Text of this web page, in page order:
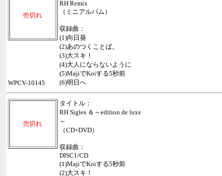
売切れ
RH Remix
（ミニアルバム）
収録曲：
(1)向日葵
(2)あのつくことば。
(3)大スキ！
(4)大人にならないように
(5)MajiでKoiする5秒前
(6)明日へ
WPCV-10145
売切れ
タイトル：
RH Sigles ＆～edition de luxe
～
（CD+DVD）
収録曲：
DISC1/CD
(1)MajiでKoiする5秒前
(2)大スキ！